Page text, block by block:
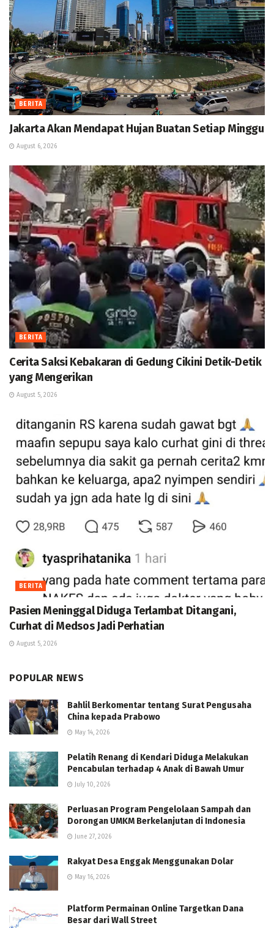
BERITA
Jakarta Akan Mendapat Hujan Buatan Setiap Minggu
August 6, 2026
BERITA
Cerita Saksi Kebakaran di Gedung Cikini Detik-Detik
yang Mengerikan
August 5, 2026
BERITA
Pasien Meninggal Diduga Terlambat Ditangani,
Curhat di Medsos Jadi Perhatian
August 5, 2026
POPULAR NEWS
Bahlil Berkomentar tentang Surat Pengusaha
China kepada Prabowo
May 14, 2026
Pelatih Renang di Kendari Diduga Melakukan
Pencabulan terhadap 4 Anak di Bawah Umur
July 10, 2026
Perluasan Program Pengelolaan Sampah dan
Dorongan UMKM Berkelanjutan di Indonesia
June 27, 2026
Rakyat Desa Enggak Menggunakan Dolar
May 16, 2026
Platform Permainan Online Targetkan Dana
Besar dari Wall Street